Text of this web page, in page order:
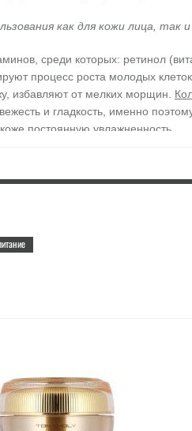
как для кожи лица, так
среди которых: ретинол
процесс роста молодых
избавляют от мелких морщин.
и гладкость, именно
постоянную увлажненность.